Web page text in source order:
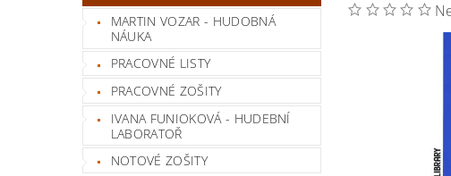
MARTIN VOZAR - HUDOBNÁ
NÁUKA
PRACOVNÉ LISTY
PRACOVNÉ ZOŠITY
IVANA FUNIOKOVÁ - HUDEBNÍ
LABORATOŘ
NOTOVÉ ZOŠITY